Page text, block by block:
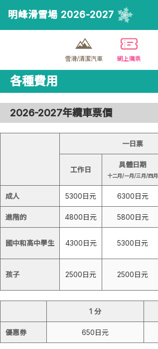
明峰滑雪場 2026-2027
雪滑/清潔汽車 網上購票
各種費用
2026-2027年纜車票價
一日票
工作日
具體日期
十二月/一月/三月/四月
成人 5300日元 6300日元
進階的 4800日元 5800日元
國中和高中學生 4300日元 5300日元
孩子 2500日元 2500日元
1 分
優惠券 650日元